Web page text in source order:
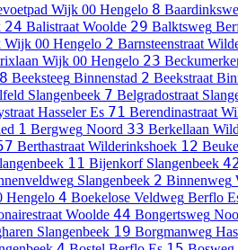
Wijk 00 Hengelo 8
24 Balistraat Woolde 29 Balktsweg
Wijk 00 Hengelo 2 Barnsteenstraat
Wijk 00 Hengelo 23
8 Beeksteeg Binnenstad 2 Beekstraat
Slangenbeek 7 Belgradostraat
Hasseler Es 71 Berendinastraat
1 Bergweg Noord 33 Berkellaan
Berthastraat Wilderinkshoek 12
11 Bijenkorf Slangenbeek
Slangenbeek 2 Binnenweg
Hengelo 4 Boekelose Veldweg Berflo
Woolde 44 Bongertsweg
Slangenbeek 19 Borgmanweg